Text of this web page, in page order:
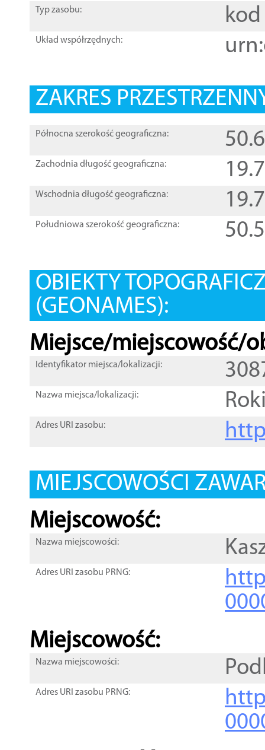
Typ zasobu: kod
Układ współrzędnych:
ZAKRES
Północna szerokość geograficzna:
Zachodnia długość geograficzna:
Wschodnia długość geograficzna:
Południowa szerokość geograficzna:
OBIEKTY
(GEONAMES):
Miejsce/miejscowość/
Identyfikator miejsca/lokalizacji:
Nazwa miejsca/lokalizacji:
Adres URI zasobu:
MIEJSCOWOŚCI
Miejscowość:
Nazwa miejscowości:
Adres URI zasobu PRNG:
Miejscowość:
Nazwa miejscowości:
Adres URI zasobu PRNG: